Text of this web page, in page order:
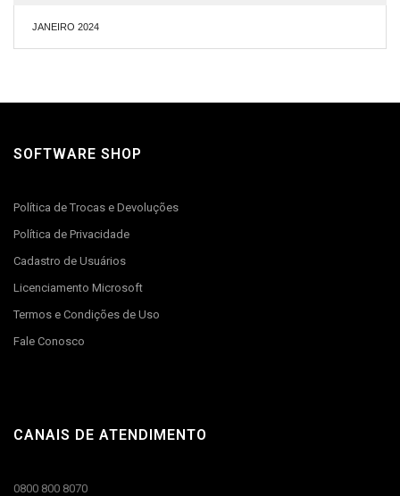
JANEIRO 2024
SOFTWARE SHOP
Política de Trocas e Devoluções
Política de Privacidade
Cadastro de Usuários
Licenciamento Microsoft
Termos e Condições de Uso
Fale Conosco
CANAIS DE ATENDIMENTO
0800 800 8070